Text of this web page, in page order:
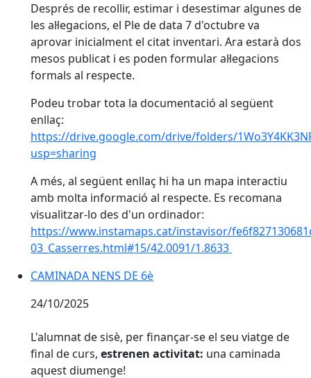
Després de recollir, estimar i desestimar algunes de
les al·legacions, el Ple de data 7 d'octubre va
aprovar inicialment el citat inventari. Ara estarà dos
mesos publicat i es poden formular al·legacions
formals al respecte.
Podeu trobar tota la documentació al següent
enllaç:
https://drive.google.com/drive/folders/
usp=sharing
A més, al següent enllaç hi ha un mapa interactiu
amb molta informació al respecte. Es recomana
visualitzar-lo des d'un ordinador:
https://www.instamaps.cat/instavisor/
03_Casserres.html#15/42.0091/1.8633
CAMINADA NENS DE 6è
CAMINADA NENS DE 6è
24/10/2025
L'alumnat de sisè, per finançar-se el seu viatge de
final de curs, estrenen activitat: una caminada
aquest diumenge!